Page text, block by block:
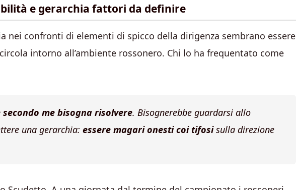
e gerarchia fattori da definire
nei confronti di elementi di spicco della dirigenza sembrano essere
intorno all’ambiente rossonero. Chi lo ha frequentato come
me bisogna risolvere. Bisognerebbe guardarsi allo
una gerarchia: essere magari onesti coi tifosisulla direzione